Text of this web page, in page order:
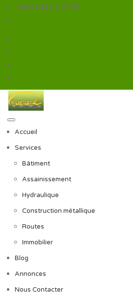
(+225) 22 53 37 86
Accueil
Services
Bâtiment
Assainissement
Hydraulique
Construction métallique
Routes
Immobilier
Blog
Annonces
Nous Contacter